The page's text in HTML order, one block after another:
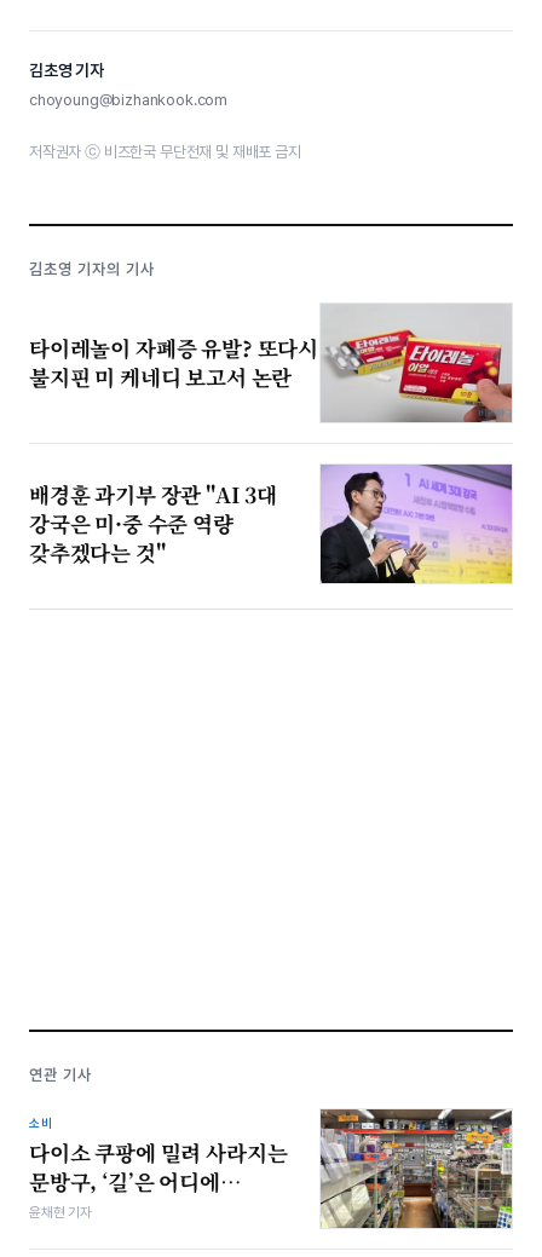
김초영 기자
choyoung@bizhankook.com
저작권자 ⓒ 비즈한국 무단전재 및 재배포 금지
김초영 기자의 기사
타이레놀이 자폐증 유발? 또다시
불지핀 미 케네디 보고서 논란
배경훈 과기부 장관 "AI 3대
강국은 미·중 수준 역량
갖추겠다는 것"
연관 기사
소비
다이소 쿠팡에 밀려 사라지는
문방구, ‘길’은 어디에…
윤채현 기자